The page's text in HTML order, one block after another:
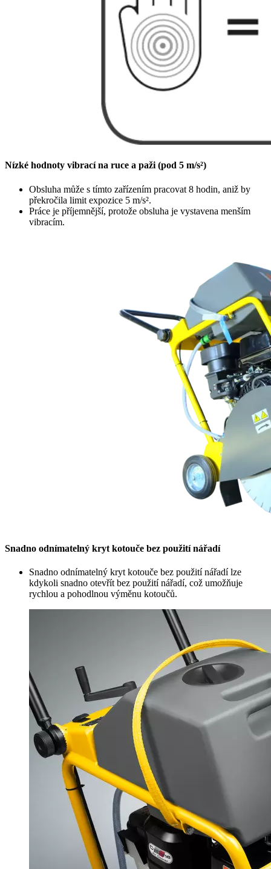
Nízké hodnoty vibrací na ruce a paži (pod 5 m/s²)
Obsluha může s tímto zařízením pracovat 8 hodin, aniž by
překročila limit expozice 5 m/s².
Práce je příjemnější, protože obsluha je vystavena menším
vibracím.
Snadno odnímatelný kryt kotouče bez použití nářadí
Snadno odnímatelný kryt kotouče bez použití nářadí lze
kdykoli snadno otevřít bez použití nářadí, což umožňuje
rychlou a pohodlnou výměnu kotoučů.